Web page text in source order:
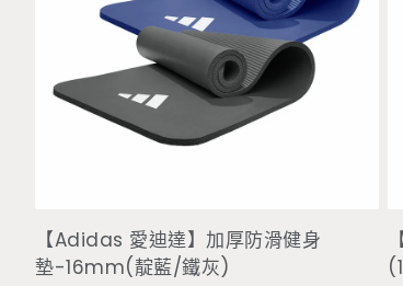
選擇選項
【Adidas 愛迪達】加厚防滑健身
墊-16mm(靛藍/鐵灰)